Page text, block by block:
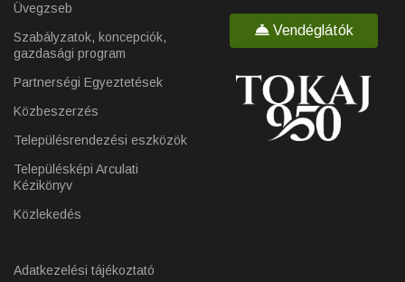
Üvegzseb
Szabályzatok, koncepciók,
gazdasági program
Partnerségi Egyeztetések
Közbeszerzés
Településrendezési eszközök
Településképi Arculati
Kézikönyv
Közlekedés
Adatkezelési tájékoztató
Vendéglátók